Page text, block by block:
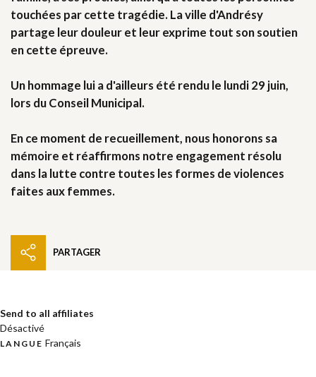
touchées par cette tragédie. La ville d'Andrésy
partage leur douleur et leur exprime tout son soutien
en cette épreuve.
Un hommage lui a d'ailleurs été rendu le lundi 29 juin,
lors du Conseil Municipal.
En ce moment de recueillement, nous honorons sa
mémoire et réaffirmons notre engagement résolu
dans la lutte contre toutes les formes de violences
faites aux femmes.
PARTAGER
Send to all affiliates
Désactivé
LANGUE Français